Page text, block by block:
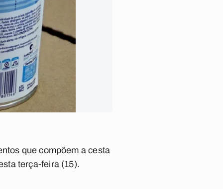
que compõem a cesta
terça-feira (15).